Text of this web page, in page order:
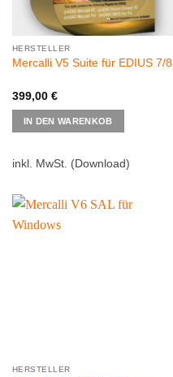
werden
HERSTELLER
Mercalli V5 Suite für EDIUS 7/8
399,00 €
IN DEN WARENKOB
inkl. MwSt. (Download)
HERSTELLER